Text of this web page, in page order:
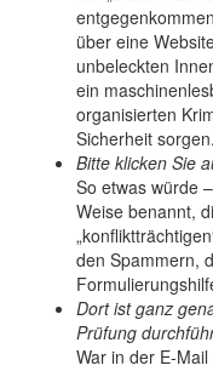
über eine
unbeleckten
ein
organisierten
Sicherheit sorgen.
Bitte klicken Sie
So etwas würde
Weise benannt,
den Spammern,
Dort ist ganz
Prüfung
War in der E-